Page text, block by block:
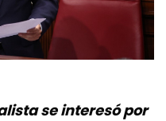
se interesó por